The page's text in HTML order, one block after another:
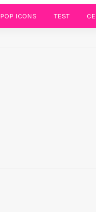
ICONS TEST